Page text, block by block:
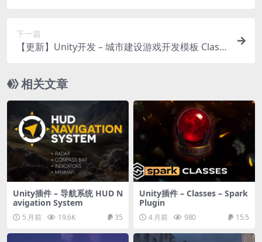
下一篇
【更新】Unity开发 – 城市建设游戏开发模板 Classi
相关文章
Unity插件 – 导航系统 HUD N
avigation System
5 月前 19.6K 35
Unity插件 – Classes – Spark
Plugin
4 月前 980 15.5